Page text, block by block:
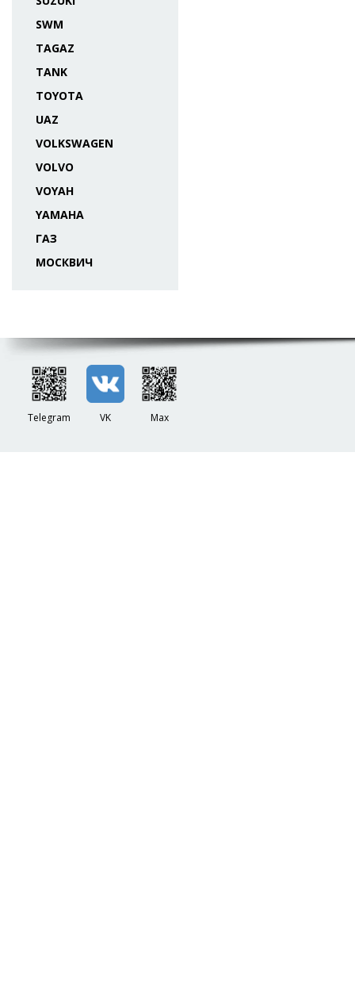
SWM
TAGAZ
TANK
TOYOTA
UAZ
VOLKSWAGEN
VOLVO
VOYAH
YAMAHA
ГАЗ
МОСКВИЧ
Telegram VK Max